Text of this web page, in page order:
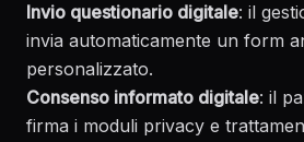
Invio questionario digitale: il
invia automaticamente un form
personalizzato.
Consenso informato digitale: il
firma i moduli privacy e